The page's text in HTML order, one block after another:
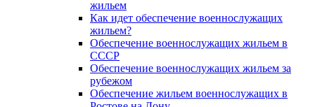
жильем
Как идет обеспечение военнослужащих
жильем?
Обеспечение военнослужащих жильем в
СССР
Обеспечение военнослужащих жильем за
рубежом
Обеспечение жильем военнослужащих в